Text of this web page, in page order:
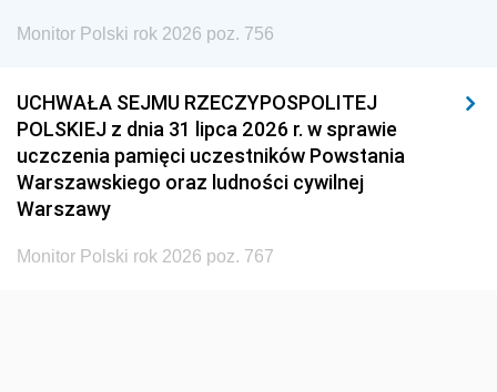
Monitor Polski rok 2026 poz. 756
UCHWAŁA SEJMU RZECZYPOSPOLITEJ
POLSKIEJ z dnia 31 lipca 2026 r. w sprawie
uczczenia pamięci uczestników Powstania
Warszawskiego oraz ludności cywilnej
Warszawy
Monitor Polski rok 2026 poz. 767